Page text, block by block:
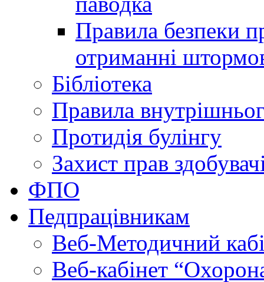
Правила безпеки
отриманні
Бібліотека
Правила
Протидія булінгу
Захист прав
ФПО
Педпрацівникам
Веб-Методичний
Веб-кабінет